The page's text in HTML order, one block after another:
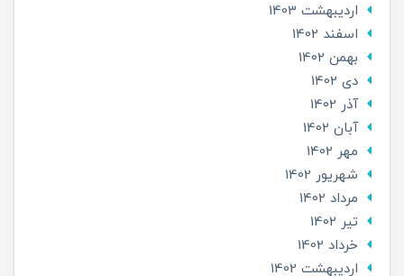
ارديبهشت 1403
اسفند 1402
بهمن 1402
دی 1402
آذر 1402
آبان 1402
مهر 1402
شهریور 1402
مرداد 1402
تير 1402
خرداد 1402
ارديبهشت 1402